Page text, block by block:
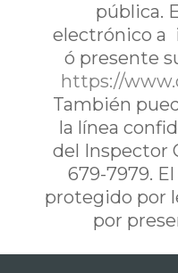
pública.
electrónico a
ó presente
https://
También
la línea
del Inspector
679-7979.
protegido por
por